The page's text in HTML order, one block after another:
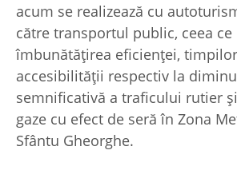
acum se realizează cu
către transportul public, ceea
îmbunătățirea eficienței,
accesibilității respectiv la
semnificativă a traficului rutier
gaze cu efect de seră în Zona
Sfântu Gheorghe.